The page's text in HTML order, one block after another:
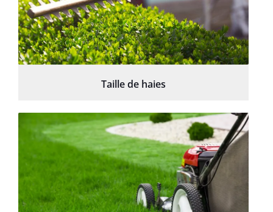
Taille de haies